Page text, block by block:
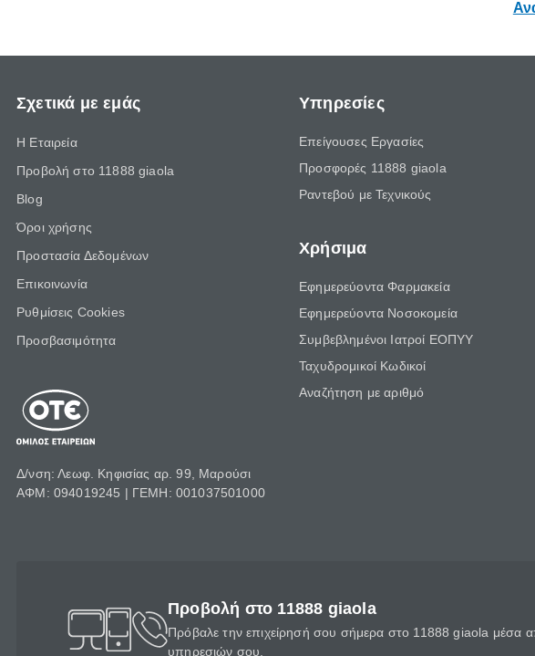
Σχετικά με εμάς
Η Εταιρεία
Προβολή στο 11888 giaola
Blog
Όροι χρήσης
Προστασία Δεδομένων
Επικοινωνία
Ρυθμίσεις Cookies
Προσβασιμότητα
Δ/νση: Λεωφ. Κηφισίας αρ. 99, Μαρούσι
ΑΦΜ: 094019245 | ΓΕΜΗ: 001037501000
Υπηρεσίες
Επείγουσες Εργασίες
Προσφορές 11888 giaola
Ραντεβού με Τεχνικούς
Χρήσιμα
Εφημερεύοντα Φαρμακεία
Εφημερεύοντα Νοσοκομεία
Συμβεβλημένοι Ιατροί ΕΟΠΥΥ
Ταχυδρομικοί Κωδικοί
Αναζήτηση με αριθμό
Προβολή στο 11888 giaola
Πρόβαλε την επιχείρησή σου σήμερα στο 11888 giaola μέσα
υπηρεσιών σου.